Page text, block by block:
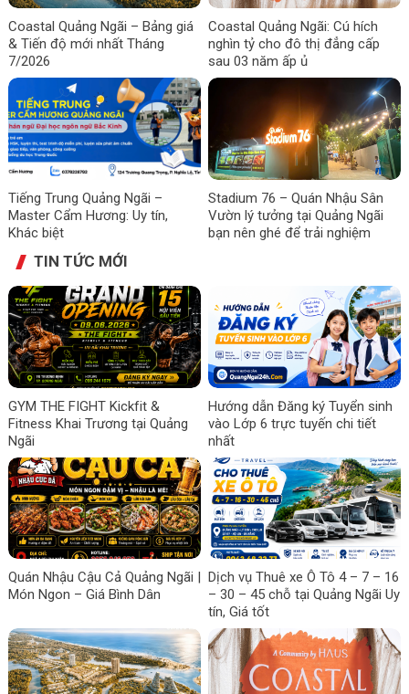
Coastal Quảng Ngãi – Bảng giá
& Tiến độ mới nhất Tháng
7/2026
Coastal Quảng Ngãi: Cú hích
nghìn tỷ cho đô thị đẳng cấp
sau 03 năm ấp ủ
Tiếng Trung Quảng Ngãi –
Master Cẩm Hương: Uy tín,
Khác biệt
Stadium 76 – Quán Nhậu Sân
Vườn lý tưởng tại Quảng Ngãi
bạn nên ghé để trải nghiệm
TIN TỨC MỚI
GYM THE FIGHT Kickfit &
Fitness Khai Trương tại Quảng
Ngãi
Hướng dẫn Đăng ký Tuyển sinh
vào Lớp 6 trực tuyến chi tiết
nhất
Quán Nhậu Cậu Cả Quảng Ngãi |
Món Ngon – Giá Bình Dân
Dịch vụ Thuê xe Ô Tô 4 – 7 – 16
– 30 – 45 chỗ tại Quảng Ngãi Uy
tín, Giá tốt